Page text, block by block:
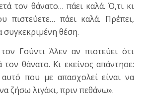
τον θάνατο… πάει καλά. Ό,τι κι
πιστεύετε… πάει καλά. Πρέπει,
συγκεκριμένη θέση.
Γούντι Άλεν αν πιστεύει ότι
θάνατο. Κι εκείνος απάντησε:
που με απασχολεί είναι να
ζήσω λιγάκι, πριν πεθάνω».